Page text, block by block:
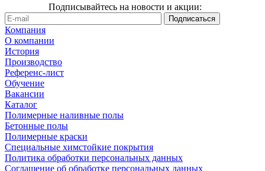
Подписывайтесь на новости и акции:
Компания
О компании
История
Производство
Референс-лист
Обучение
Вакансии
Каталог
Полимерные наливные полы
Бетонные полы
Полимерные краски
Специальные химстойкие покрытия
Политика обработки персональных данных
Cоглашение об обработке персональных данных